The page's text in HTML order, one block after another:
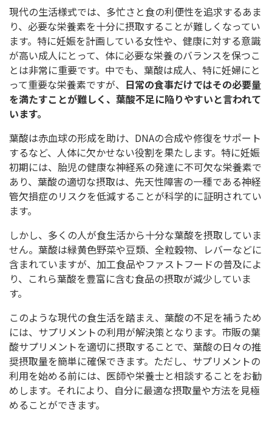
現代の生活様式では、多忙さと食の利便性を追求するあま
り、必要な栄養素を十分に摂取することが難しくなってい
ます。特に妊娠を計画している女性や、健康に対する意識
が高い成人にとって、体に必要な栄養のバランスを保つこ
とは非常に重要です。中でも、葉酸は成人、特に妊婦にと
って重要な栄養素ですが、 日常の食事だけではその必要量
を満たすことが難しく、葉酸不足に陥りやすいと言われて
います。
葉酸は赤血球の形成を助け、DNAの合成や修復をサポート
するなど、人体に欠かせない役割を果たします。特に妊娠
初期には、胎児の健康な神経系の発達に不可欠な栄養素で
あり、葉酸の適切な摂取は、先天性障害の一種である神経
管欠損症のリスクを低減することが科学的に証明されてい
ます。
しかし、多くの人が食生活から十分な葉酸を摂取していま
せん。葉酸は緑黄色野菜や豆類、全粒穀物、レバーなどに
含まれていますが、加工食品やファストフードの普及によ
り、これら葉酸を豊富に含む食品の摂取が減少していま
す。
このような現代の食生活を踏まえ、葉酸の不足を補うため
には、サプリメントの利用が解決策となります。市販の葉
酸サプリメントを適切に摂取することで、葉酸の日々の推
奨摂取量を簡単に確保できます。ただし、サプリメントの
利用を始める前には、医師や栄養士と相談することをお勧
めします。それにより、自分に最適な摂取量や方法を見極
めることができます。